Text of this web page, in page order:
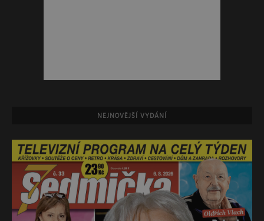
NEJNOVĚJŠÍ VYDÁNÍ